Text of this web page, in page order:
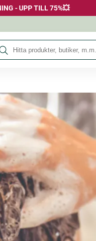
- UPP TILL 75%💥
Sök på Hälsokraft